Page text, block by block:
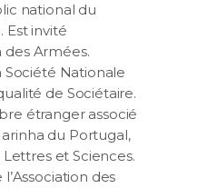
national du
Est invité
des Armées.
Société Nationale
de Sociétaire.
étranger associé
du Portugal,
et Sciences.
des